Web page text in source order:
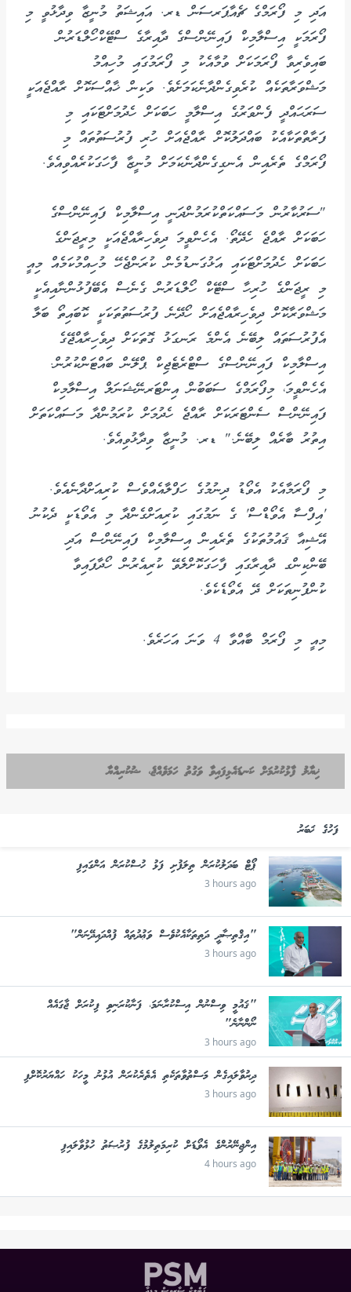
އަދި މި ފޯރަމްގެ ޗެއާޕަރސަން ޑރ. އައިޝަތު މުނީޒާ ވިދާޅުވީ މި
ފޯރަމަކީ އިސްލާމިކް ފައިނޭންސްގެ ދާއިރާގެ ސްޓޭކްހޯލްޑަރުން
ބައިވެރިވާ ފޯރަމަކަށް ވުމާއެކު މި ފޯރަމުގައި މުހިއްމު
މަޝްވަރާތަކެއް ކުރެވިގެންދާނެކަމަށެވެ. ވަކިން ޚާއްސަކޮށް ރާއްޖެއަކީ
ސަރަޙައްދީ ފެންވަރުގެ އިސްލާމީ ހަބަކަށް ހެދުމަށްޓަކައި މި
ފަރާތްތަކާއެކު ބައްދަލުކޮށް ރާއްޖެއަށް ހުރި ފުރުސަތުތައް މި
ފޯރަމްގެ ތެރެއިން އެނގިގެންދާނެކަމަށް މުނީޒާ ފާހަގަކުރެއްވިއެވެ.
"ސަރުކާރުން މަސައްކަތްކުރަމުންދަނީ އިސްލާމިކް ފައިނޭންސްގެ
ހަބަކަށް ރާއްޖެ ހެދޭތޯ. އެހެންވީމަ ދިވެހިރާއްޖެއަކީ މިރީޖަންގެ
ހަބަކަށް ހެދުމަށްޓަކައި އަޅުގަނޑުމެން ކުރަންޖެހޭ މުހިއްމުކަމެއް މިއީ
މި ރީޖަންގެ ހުރިހާ ސްޓޭކް ހޯލްޑަރުން ގެނެސް އެބޭފުޅުންނާއިއެކީ
މަޝްވަރާކޮށް ދިވެހިރާއްޖެއަށް ހޯދޭނެ ފުރުސަތުތަކަކީ ކޮބައިތޯ ބަލާ
އެފުރުސަތައް ލިބޭނެ އެންމެ ރަނގަޅު ގޮތަކަށް ދިވެހިރާއްޖޭގެ
އިސްލާމިކް ފައިނޭންސްގެ ސްޓްރެޓެޖިކް ޕްލޭން ބައްޓަންކުރުން.
އެހެންވީމަ، މިފޯރަމްގެ ސަބަބުން އިންޓަރނޭޝަނަލް އިސްލާމިކް
ފައިނޭންސް ސެންޓަރަކަށް ރާއްޖެ ހެދުމަށް ކުރަމުންދާ މަސައްކަތަށް
އިތުރު ބާރެއް ލިބޭނެ." ޑރ. މުނީޒާ ވިދާޅުވިއެވެ.
މި ފޯރަމާއެކު އެވޯޑު ދިނުމުގެ ހަފްލާއެއްވެސް ކުރިއަށްދާނެއެވެ.
'އިފްސާ އެވޯޑްސް' ގެ ނަމުގައި ކުރިއަށްގެންދާ މި އެވޯޑަކީ ދެކުނު
އޭޝިއާ ޤައުމުތަކުގެ ތެރެއިން އިސްލާމިކް ފައިނޭންސް އަދި
ބޭންކިންގ ދާއިރާގައި ފާހަގަކޮށްލެވޭ ކުރިއެރުން ހޯދާފައިވާ
ކުންފުނިތަކަށް ދޭ އެވޯޑެކެވެ.
މިއީ މި ފޯރަމް ބާއްވާ 4 ވަނަ އަހަރެވެ.
ޚިޔާލު ފާޅުކުރުމަށް ކަނޑައެޅިފައިވާ ވަގުތު ހަމަވެއްޖެ، ޝުކުރިއްޔާ
ފަހުގެ ޚަބަރު
ޕޯޓް ބަދަލުކުރަން ތިލަފުށި ފަޅު ހުސްކުރަން އަންގައިފި
3 hours ago
"އިޤްތިޞާދީ ދަތިތަކާއެކުވެސް ވަޢުދުތައް ފުއްދައިދޭނަން"
3 hours ago
"ޤައުމީ ވިސްނުން އިސްކުރާނަމަ، ފަނާކުރަނިވި ފިކުރަށް ޖާގައެއް
ނޯންނާނެ"
3 hours ago
ދިރުވާލައިގެން މަސްތުވާތަކެތި އެތެރެކުރަން އުޅުނު މީހަކު ހައްޔަރުކޮށްފި
3 hours ago
އިންޖިނޭރުންގެ އެވޯޑަށް ކުރިމަތިލުމުގެ ފުރުޞަތު ހުޅުވާލައިފި
4 hours ago